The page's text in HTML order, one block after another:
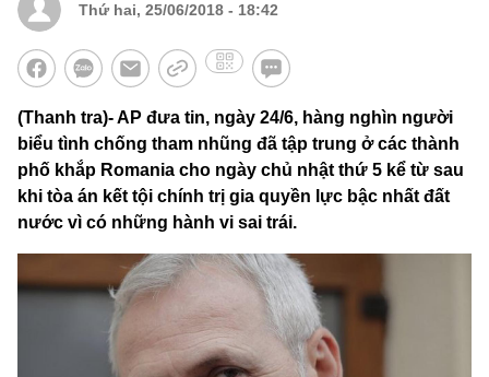
Thứ hai, 25/06/2018 - 18:42
(Thanh tra)- AP đưa tin, ngày 24/6, hàng nghìn người
biểu tình chống tham nhũng đã tập trung ở các thành
phố khắp Romania cho ngày chủ nhật thứ 5 kể từ sau
khi tòa án kết tội chính trị gia quyền lực bậc nhất đất
nước vì có những hành vi sai trái.